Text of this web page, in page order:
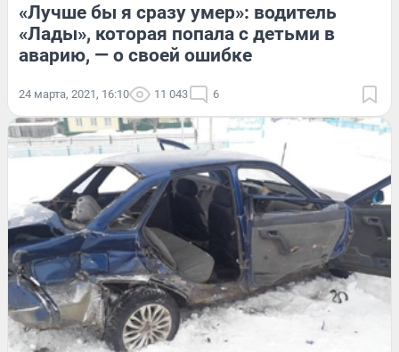
«Лучше бы я сразу умер»: водитель
«Лады», которая попала с детьми в
аварию, — о своей ошибке
24 марта, 2021, 16:10 11 043 6